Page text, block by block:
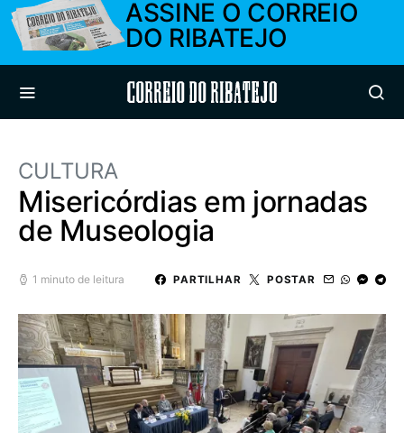
ASSINE O CORREIO
DO RIBATEJO
Correio do Ribatejo
CULTURA
Misericórdias em jornadas
de Museologia
1 minuto de leitura PARTILHAR POSTAR